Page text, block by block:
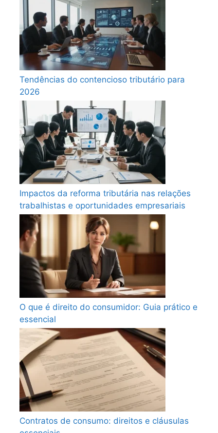
Tendências do contencioso tributário para
2026
Impactos da reforma tributária nas relações
trabalhistas e oportunidades empresariais
O que é direito do consumidor: Guia prático e
essencial
Contratos de consumo: direitos e cláusulas